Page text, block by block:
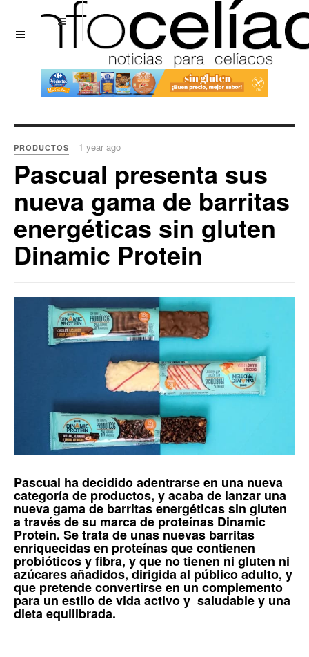
PRODUCTOS 1 year ago
Pascual presenta sus
nueva gama de barritas
energéticas sin gluten
Dinamic Protein
Pascual ha decidido adentrarse en una nueva
categoría de productos, y acaba de lanzar una
nueva gama de barritas energéticas sin gluten
a través de su marca de proteínas Dinamic
Protein. Se trata de unas nuevas barritas
enriquecidas en proteínas que contienen
probióticos y fibra, y que no tienen ni gluten ni
azúcares añadidos, dirigida al público adulto, y
que pretende convertirse en un complemento
para un estilo de vida activo y saludable y una
dieta equilibrada.